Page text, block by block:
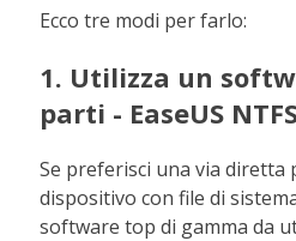
Ecco tre modi per farlo:
1. Utilizza un
parti - EaseUS
Se preferisci una via diretta
dispositivo con file di
software top di gamma da